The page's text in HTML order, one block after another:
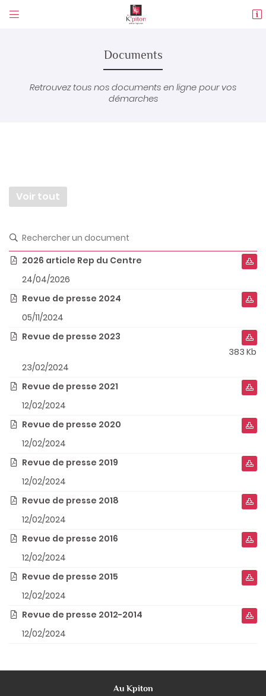

Atelier
En images
Livre d'Or
Actualités
Contact

Une
Restez
En cochant cette case, vous consentez à recevoir nos propositions
commerciales à l'adresse email indiqué ci-dessus. Vous pouvez vous
désinscrire à tout moment en utilisant
Documents
Retrouvez tous nos documents en ligne pour vos
démarches
Voir tout


2026 article Rep du Centre
24/04/2026


Revue de presse 2024
05/11/2024

 Revue de presse 2023
23/02/2024
383 Kb


Revue de presse 2021
12/02/2024


Revue de presse 2020
12/02/2024


Revue de presse 2019
12/02/2024


Revue de presse 2018
12/02/2024


Revue de presse 2016
12/02/2024


Revue de presse 2015
12/02/2024


Revue de presse 2012-2014
12/02/2024

Au Kpiton